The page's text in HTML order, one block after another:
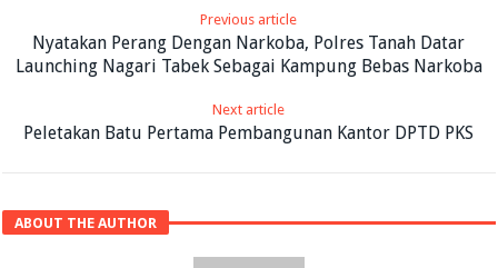
Previous article
Nyatakan Perang Dengan Narkoba, Polres Tanah Datar
Launching Nagari Tabek Sebagai Kampung Bebas Narkoba
Next article
Peletakan Batu Pertama Pembangunan Kantor DPTD PKS
ABOUT THE AUTHOR